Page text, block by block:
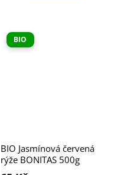
BIO
BIO Jasmínová červená
rýže BONITAS 500g